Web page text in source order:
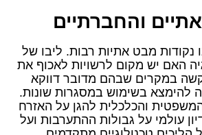
והחברתיים
נקודות מבט אתיות רבות. ליבו של
האם יש מקום לרשויות לאכוף את
במקרים שבהם מדובר דווקא
להימצא בשימוש במסגרות שונות.
והכלכלית להגן על האזרח
עולמי על גבולות ההתערבות ועל